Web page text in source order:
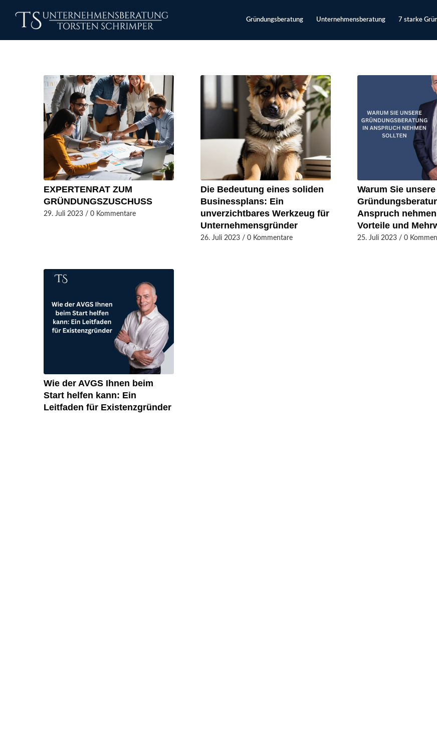
Gründungsberatung Unternehmensberatung 7 starke
EXPERTENRAT ZUM
GRÜNDUNGSZUSCHUSS
29. Juli 2023 / 0 Kommentare
Die Bedeutung eines soliden
Businessplans: Ein
unverzichtbares Werkzeug für
Unternehmensgründer
26. Juli 2023 / 0 Kommentare
Warum Sie unsere
Anspruch
Vorteile und
25. Juli 2023 / 0
Wie der AVGS Ihnen beim
Start helfen kann: Ein
Leitfaden für Existenzgründer